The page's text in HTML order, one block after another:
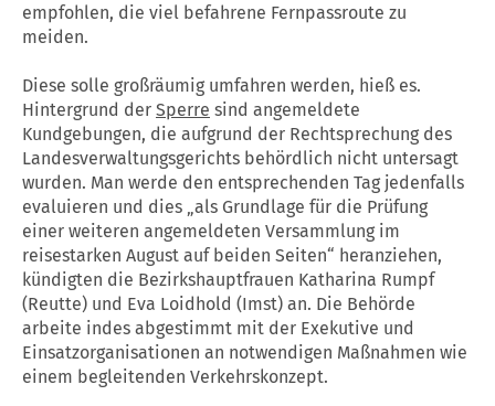
empfohlen, die viel befahrene Fernpassroute zu
meiden.
Diese solle großräumig umfahren werden, hieß es.
Hintergrund der Sperre sind angemeldete
Kundgebungen, die aufgrund der Rechtsprechung des
Landesverwaltungsgerichts behördlich nicht untersagt
wurden. Man werde den entsprechenden Tag jedenfalls
evaluieren und dies „als Grundlage für die Prüfung
einer weiteren angemeldeten Versammlung im
reisestarken August auf beiden Seiten“ heranziehen,
kündigten die Bezirkshauptfrauen Katharina Rumpf
(Reutte) und Eva Loidhold (Imst) an. Die Behörde
arbeite indes abgestimmt mit der Exekutive und
Einsatzorganisationen an notwendigen Maßnahmen wie
einem begleitenden Verkehrskonzept.